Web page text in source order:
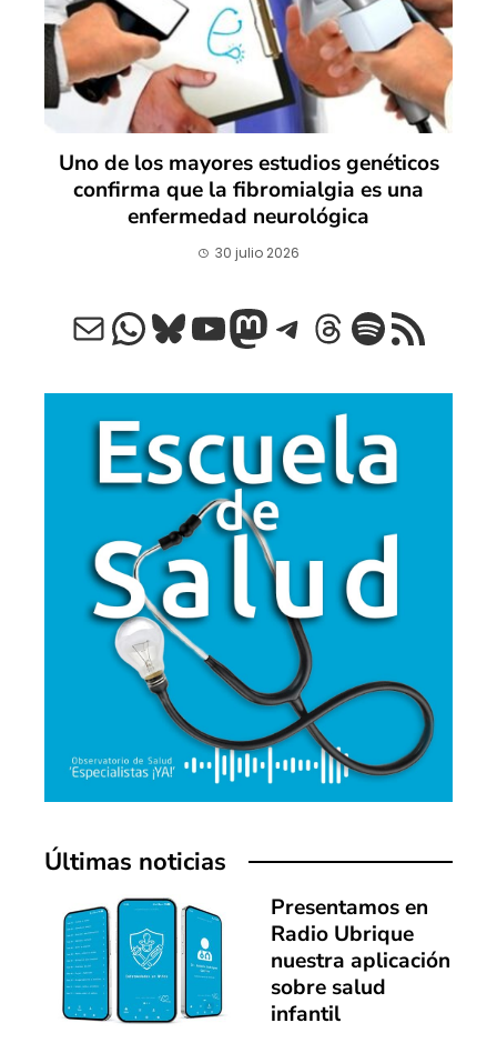
Uno de los mayores estudios genéticos
confirma que la fibromialgia es una
enfermedad neurológica
30 julio 2026
Correo electrónico
WhatsApp
Bluesky
YouTube
Mastodon
Telegram
Threads
Spotify
Feed RSS
Últimas noticias
Presentamos en
Radio Ubrique
nuestra aplicación
sobre salud
infantil